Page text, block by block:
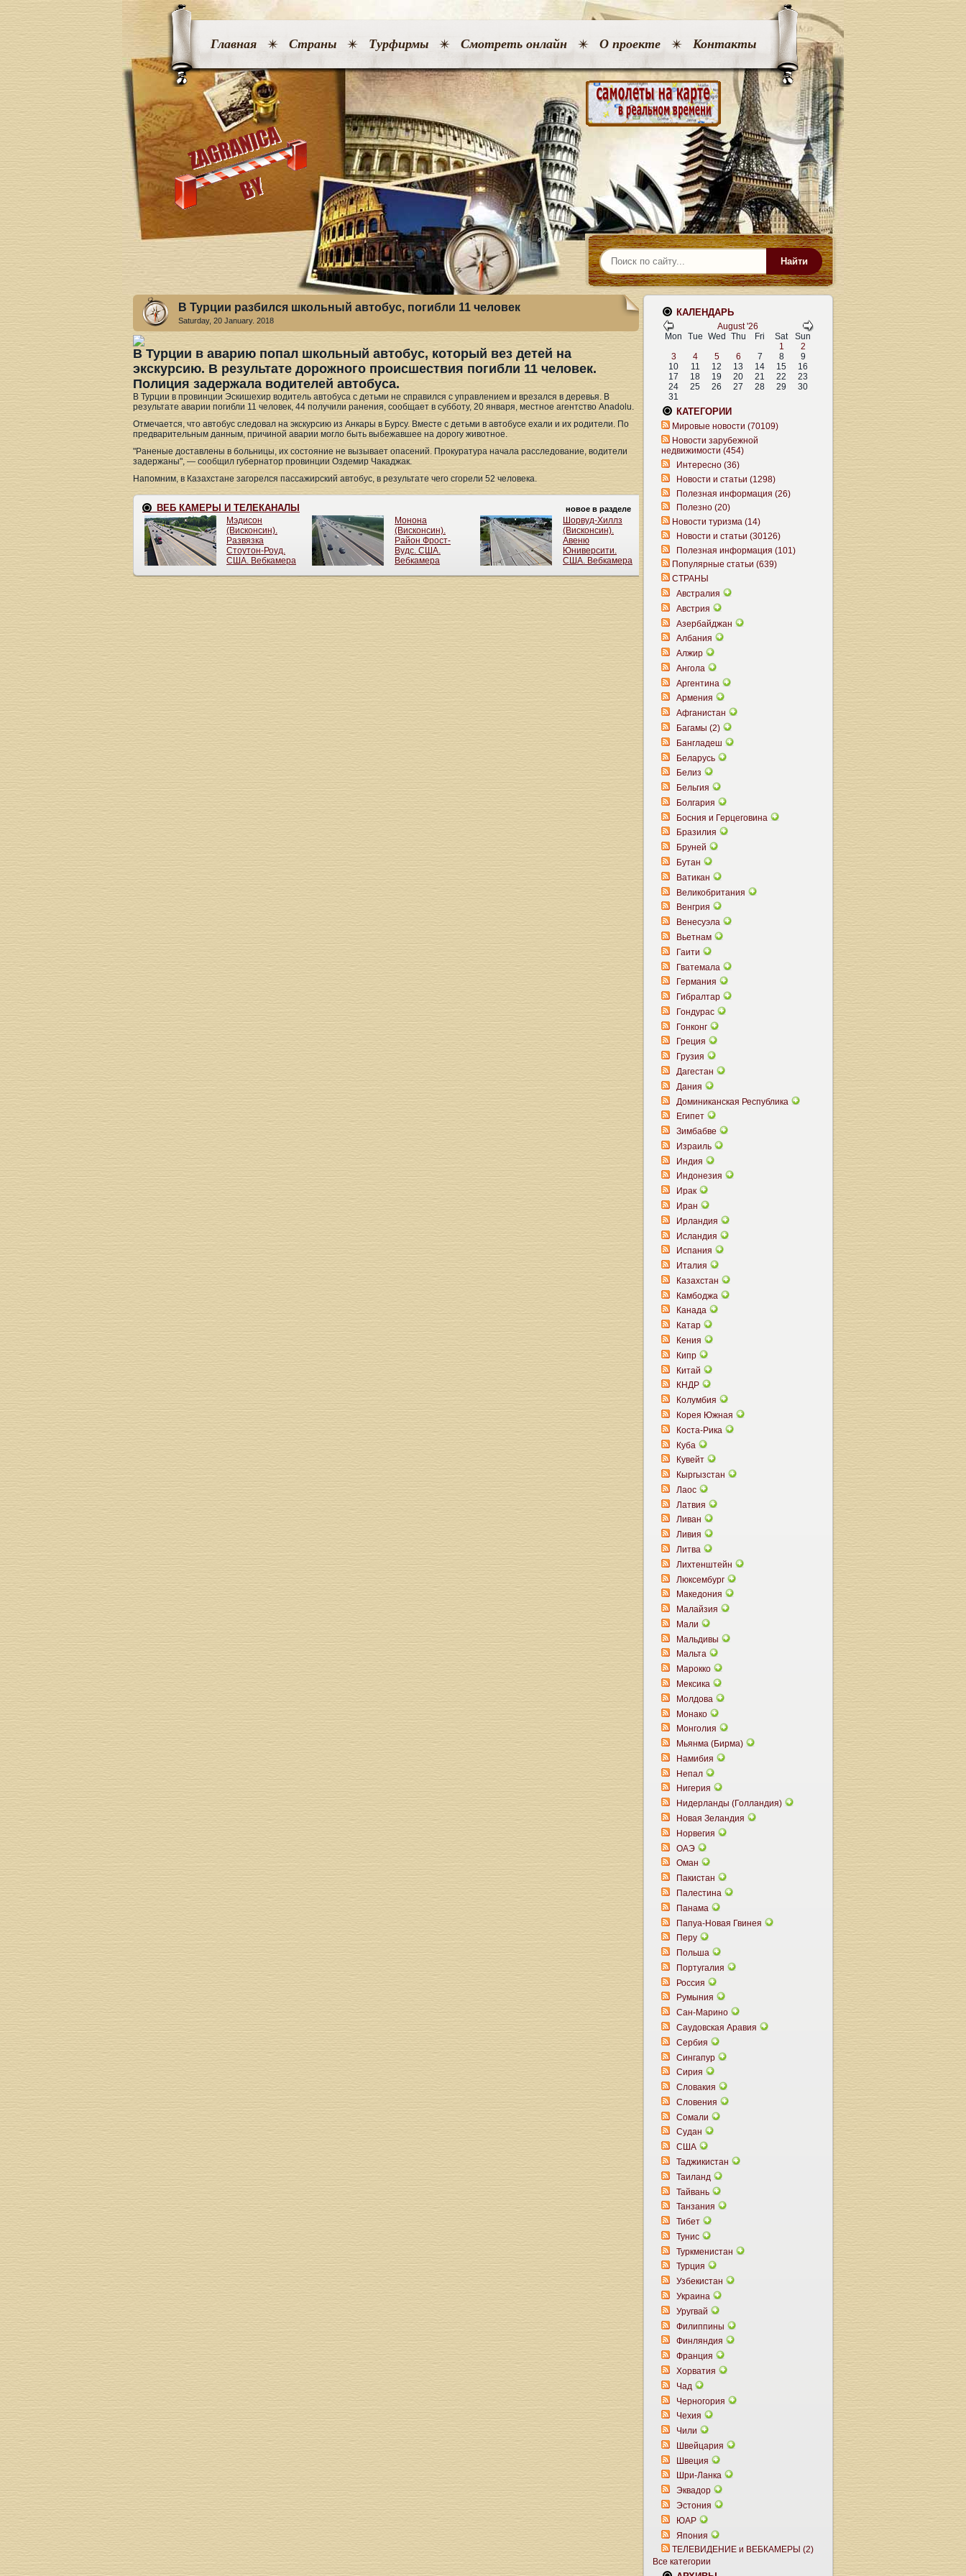
Главная Страны Турфирмы Смотреть онлайн О проекте Контакты
Найти
В Турции разбился школьный автобус, погибли 11 человек
Saturday, 20 January. 2018
В Турции в аварию попал школьный автобус, который вез детей на
экскурсию. В результате дорожного происшествия погибли 11 человек.
Полиция задержала водителей автобуса.
В Турции в провинции Эскишехир водитель автобуса с детьми не справился с управлением и врезался в деревья. В
результате аварии погибли 11 человек, 44 получили ранения, сообщает в субботу, 20 января, местное агентство Anadolu.
Отмечается, что автобус следовал на экскурсию из Анкары в Бурсу. Вместе с детьми в автобусе ехали и их родители. По
предварительным данным, причиной аварии могло быть выбежавшее на дорогу животное.
"Раненые доставлены в больницы, их состояние не вызывает опасений. Прокуратура начала расследование, водители
задержаны", — сообщил губернатор провинции Оздемир Чакаджак.
Напомним, в Казахстане загорелся пассажирский автобус, в результате чего сгорели 52 человека.
КАЛЕНДАРЬ
August '26
Mon
Tue Wed Thu Fri Sat
Sun
1
2
3
4 5 6 7 8
9
10
11 12 13 14 15
16
17
18 19 20 21 22
23
24
25 26 27 28 29
30
31
КАТЕГОРИИ
Мировые новости (70109)
Новости зарубежной
недвижимости (454)
Интересно (36)
Новости и статьи (1298)
Полезная информация (26)
Полезно (20)
Новости туризма (14)
Новости и статьи (30126)
Полезная информация (101)
Популярные статьи (639)
СТРАНЫ
Австралия
Австрия
Азербайджан
Албания
Алжир
Ангола
Аргентина
Армения
Афганистан
Багамы (2)
Бангладеш
Беларусь
Белиз
Бельгия
Болгария
Босния и Герцеговина
Бразилия
Бруней
Бутан
Ватикан
Великобритания
Венгрия
Венесуэла
Вьетнам
Гаити
Гватемала
Германия
Гибралтар
Гондурас
Гонконг
Греция
Грузия
Дагестан
Дания
Доминиканская Республика
Египет
Зимбабве
Израиль
Индия
Индонезия
Ирак
Иран
Ирландия
Исландия
Испания
Италия
Казахстан
Камбоджа
Канада
Катар
Кения
Кипр
Китай
КНДР
Колумбия
Корея Южная
Коста-Рика
Куба
Кувейт
Кыргызстан
Лаос
Латвия
Ливан
Ливия
Литва
Лихтенштейн
Люксембург
Македония
Малайзия
Мали
Мальдивы
Мальта
Марокко
Мексика
Молдова
Монако
Монголия
Мьянма (Бирма)
Намибия
Непал
Нигерия
Нидерланды (Голландия)
Новая Зеландия
Норвегия
ОАЭ
Оман
Пакистан
Палестина
Панама
Папуа-Новая Гвинея
Перу
Польша
Португалия
Россия
Румыния
Сан-Марино
Саудовская Аравия
Сербия
Сингапур
Сирия
Словакия
Словения
Сомали
Судан
США
Таджикистан
Таиланд
Тайвань
Танзания
Тибет
Тунис
Туркменистан
Турция
Узбекистан
Украина
Уругвай
Филиппины
Финляндия
Франция
Хорватия
Чад
Черногория
Чехия
Чили
Швейцария
Швеция
Шри-Ланка
Эквадор
Эстония
ЮАР
Япония
ТЕЛЕВИДЕНИЕ и ВЕБКАМЕРЫ (2)
Все категории